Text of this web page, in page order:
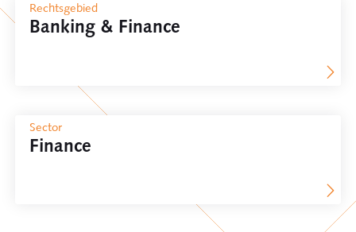
Rechtsgebied
Banking & Finance
Sector
Finance